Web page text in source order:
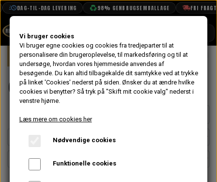
DAG-TIL-DAG LEVERING 98% GENBRUGSEMBALLAGE FRI FRAGT
BOOK TID
PROJEKTER
TEKNISK DATA
VANDPOLERING
Forside Mini Gearkasse & Drivlinje
Gearskifte
Forrige side
Vi bruger cookies
Vi bruger egne cookies og cookies fra tredjeparter til at
personalisere din brugeroplevelse, til markedsføring og til at
undersøge, hvordan vores hjemmeside anvendes af
besøgende. Du kan altid tilbagekalde dit samtykke ved at trykke
på linket 'Cookies' nederst på siden. Ønsker du at ændre hvilke
cookies vi benytter? Så tryk på "Skift mit cookie valg" nederst i
venstre hjørne.
Læs mere om cookies her
Nødvendige cookies
Funktionelle cookies